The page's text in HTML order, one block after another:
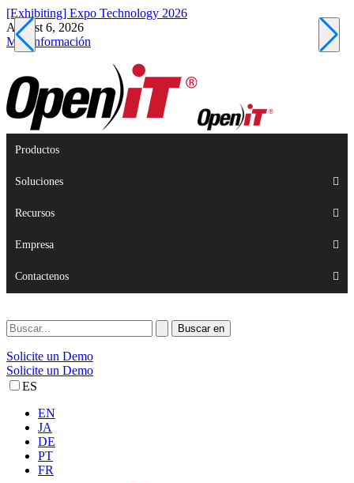
[Exhibiting] Expo Technology 2026
August 6, 2026
Más información
Productos
Soluciones
Recursos
Empresa
Contactenos
Solicite un Demo
Solicite un Demo
ES
EN
JA
DE
PT
FR